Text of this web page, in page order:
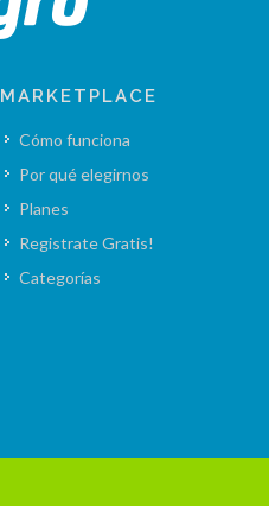
MARKETPLACE
Cómo funciona
Por qué elegirnos
Planes
Registrate Gratis!
Categorías